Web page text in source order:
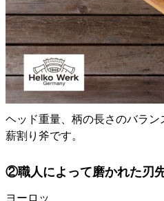
ヘッド重量、柄の長さのバラ
薪割り斧です。
②職人によって磨かれた刃
ヨーロッ